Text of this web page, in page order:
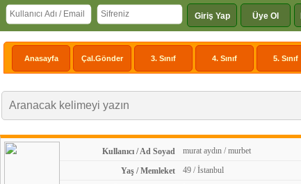
Giriş Yap Üye Ol
Anasayfa Çal.Gönder 3. Sınıf 4. Sınıf 5. Sınıf
Kullanıcı / Ad Soyad murat aydın / murbet
Yaş / Memleket 49 / İstanbul